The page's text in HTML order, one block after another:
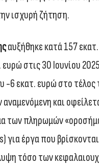
ισχυρή ζήτηση.
αυξήθηκε κατά 157
στις 30 Ιουνίου
-6 εκατ. ευρώ στο τέλος
αναμενόμενη και
των πληρωμών
για έργα που
τόσο των